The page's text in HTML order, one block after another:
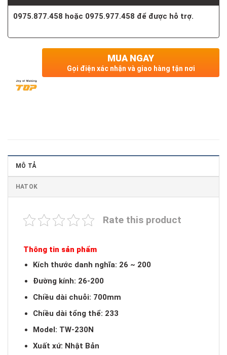
0975.877.458 hoặc 0975.977.458 để được hỗ trợ.
MUA NGAY
Gọi điện xác nhận và giao hàng tận nơi
MÔ TẢ
HATOK
Rate this product
Thông tin sản phẩm
Kích thước danh nghĩa: 26 ~ 200
Đường kính: 26-200
Chiều dài chuỗi: 700mm
Chiều dài tổng thể: 233
Model: TW-230N
Xuất xứ: Nhật Bản